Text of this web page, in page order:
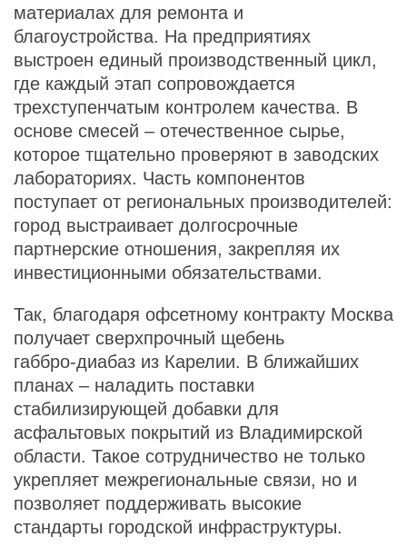
материалах для ремонта и
благоустройства. На предприятиях
выстроен единый производственный цикл,
где каждый этап сопровождается
трехступенчатым контролем качества. В
основе смесей – отечественное сырье,
которое тщательно проверяют в заводских
лабораториях. Часть компонентов
поступает от региональных производителей:
город выстраивает долгосрочные
партнерские отношения, закрепляя их
инвестиционными обязательствами.
Так, благодаря офсетному контракту Москва
получает сверхпрочный щебень
габбро‑диабаз из Карелии. В ближайших
планах – наладить поставки
стабилизирующей добавки для
асфальтовых покрытий из Владимирской
области. Такое сотрудничество не только
укрепляет межрегиональные связи, но и
позволяет поддерживать высокие
стандарты городской инфраструктуры.